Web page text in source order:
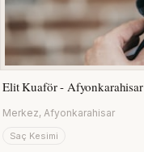
Elit Kuaför - Afyonkarahisar
Merkez, Afyonkarahisar
Saç Kesimi